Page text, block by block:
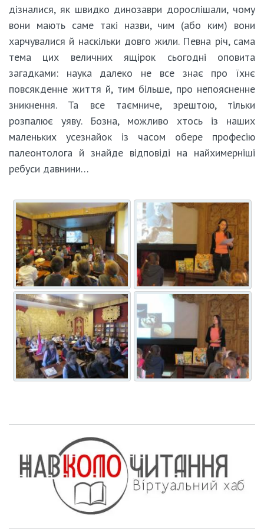
дізналися, як швидко динозаври дорослішали, чому
вони мають саме такі назви, чим (або ким) вони
харчувалися й наскільки довго жили. Певна річ, сама
тема цих величних ящірок сьогодні оповита
загадками: наука далеко не все знає про їхнє
повсякденне життя й, тим більше, про непоясненне
зникнення. Та все таємниче, зрештою, тільки
розпалює уяву. Бозна, можливо хтось із наших
маленьких усезнайок із часом обере професію
палеонтолога й знайде відповіді на найхимерніші
ребуси давнини…